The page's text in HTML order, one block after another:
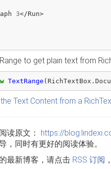
3</Run>
to get plain text from
TextRange ( RichTextBox .
Text Content from a
读原文： https://
，同时有更好的阅读体验。
最新博客，请点击 RSS 订阅